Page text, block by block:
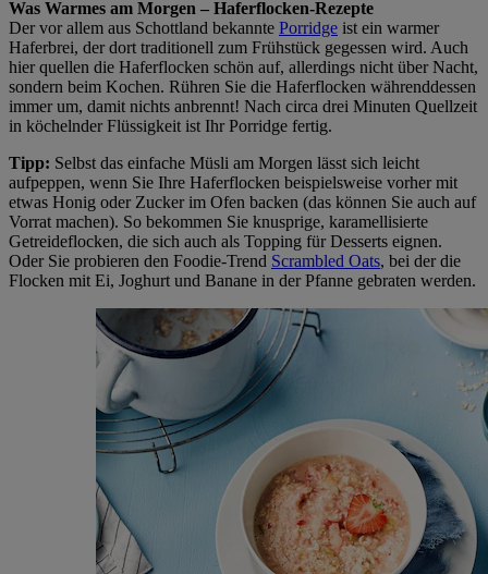
Was Warmes am Morgen – Haferflocken-Rezepte
Der vor allem aus Schottland bekannte Porridge ist ein warmer
Haferbrei, der dort traditionell zum Frühstück gegessen wird. Auch
hier quellen die Haferflocken schön auf, allerdings nicht über Nacht,
sondern beim Kochen. Rühren Sie die Haferflocken währenddessen
immer um, damit nichts anbrennt! Nach circa drei Minuten Quellzeit
in köchelnder Flüssigkeit ist Ihr Porridge fertig.
Tipp: Selbst das einfache Müsli am Morgen lässt sich leicht
aufpeppen, wenn Sie Ihre Haferflocken beispielsweise vorher mit
etwas Honig oder Zucker im Ofen backen (das können Sie auch auf
Vorrat machen). So bekommen Sie knusprige, karamellisierte
Getreideflocken, die sich auch als Topping für Desserts eignen.
Oder Sie probieren den Foodie-Trend Scrambled Oats, bei der die
Flocken mit Ei, Joghurt und Banane in der Pfanne gebraten werden.